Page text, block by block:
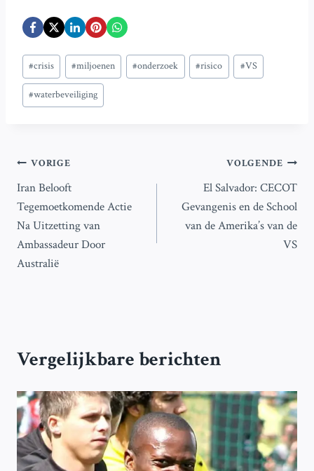
Bericht
tags:
#crisis #miljoenen #onderzoek #risico #VS
#waterbeveiliging
Bericht
navigatie
VORIGE
Iran Belooft
Tegemoetkomende Actie
Na Uitzetting van
Ambassadeur Door
Australië
VOLGENDE
El Salvador: CECOT
Gevangenis en de School
van de Amerika’s van de
VS
Vergelijkbare berichten